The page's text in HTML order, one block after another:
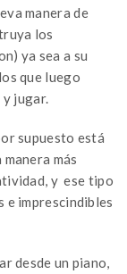
manera de
los
ya sea a su
que luego
y jugar.
supuesto está
más
y ese tipo
e imprescindibles
desde un piano,